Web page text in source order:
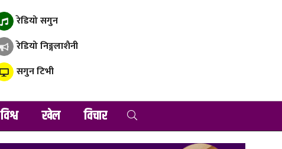
रेडियो सगुन
रेडियो निङ्गलाशैनी
सगुन टिभी
विश्व खेल विचार